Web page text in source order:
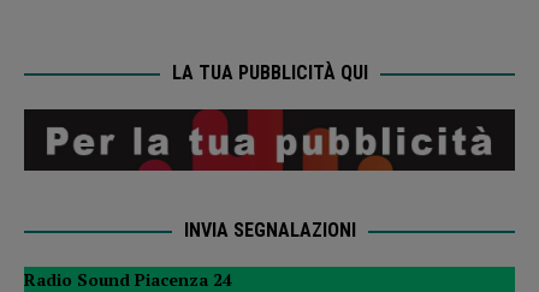
LA TUA PUBBLICITÀ QUI
INVIA SEGNALAZIONI
Radio Sound Piacenza 24